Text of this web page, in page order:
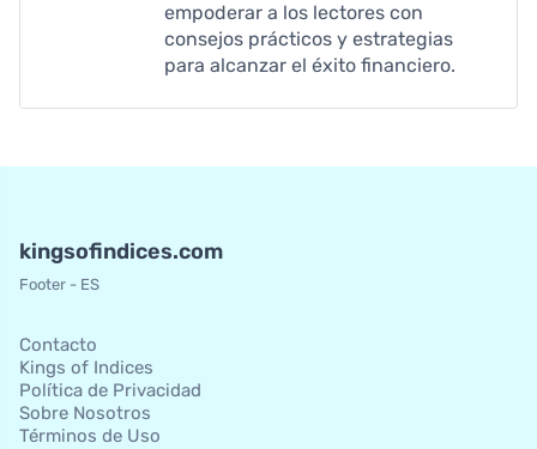
empoderar a los lectores con
consejos prácticos y estrategias
para alcanzar el éxito financiero.
kingsofindices.com
Footer - ES
Contacto
Kings of Indices
Política de Privacidad
Sobre Nosotros
Términos de Uso